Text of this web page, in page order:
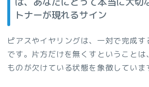
トナーが現れるサイン
ピアスやイヤリングは、一対で完成す
です。片方だけを無くすということは
ものが欠けている状態を象徴していま